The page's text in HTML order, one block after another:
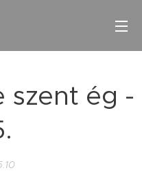
szent ég -